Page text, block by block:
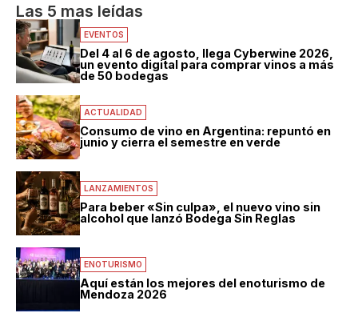
Las 5 mas leídas
EVENTOS
Del 4 al 6 de agosto, llega Cyberwine 2026,
un evento digital para comprar vinos a más
de 50 bodegas
ACTUALIDAD
Consumo de vino en Argentina: repuntó en
junio y cierra el semestre en verde
LANZAMIENTOS
Para beber «Sin culpa», el nuevo vino sin
alcohol que lanzó Bodega Sin Reglas
ENOTURISMO
Aquí están los mejores del enoturismo de
Mendoza 2026